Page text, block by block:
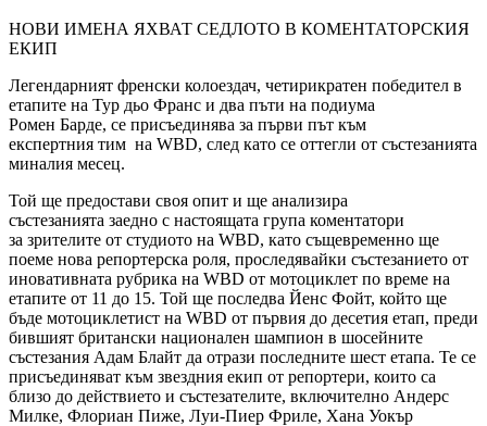
НОВИ ИМЕНА ЯХВАТ СЕДЛОТО В КОМЕНТАТОРСКИЯ
ЕКИП
Легендарният френски колоездач, четирикратен победител в
етапите на Тур дьо Франс и два пъти на подиума
Ромен Барде, се присъединява за първи път към
експертния тим на WBD, след като се оттегли от състезанията
миналия месец.
Той ще предостави своя опит и ще анализира
състезанията заедно с настоящата група коментатори
за зрителите от студиото на WBD, като същевременно ще
поеме нова репортерска роля, проследявайки състезанието от
иновативната рубрика на WBD от мотоциклет по време на
етапите от 11 до 15. Той ще последва Йенс Фойт, който ще
бъде мотоциклетист на WBD от първия до десетия етап, преди
бившият британски национален шампион в шосейните
състезания Адам Блайт да отрази последните шест етапа. Те се
присъединяват към звездния екип от репортери, които са
близо до действието и състезателите, включително Андерс
Милке, Флориан Пиже, Луи-Пиер Фриле, Хана Уокър